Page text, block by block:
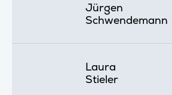
Jürgen
Schwendemann
Laura
Stieler